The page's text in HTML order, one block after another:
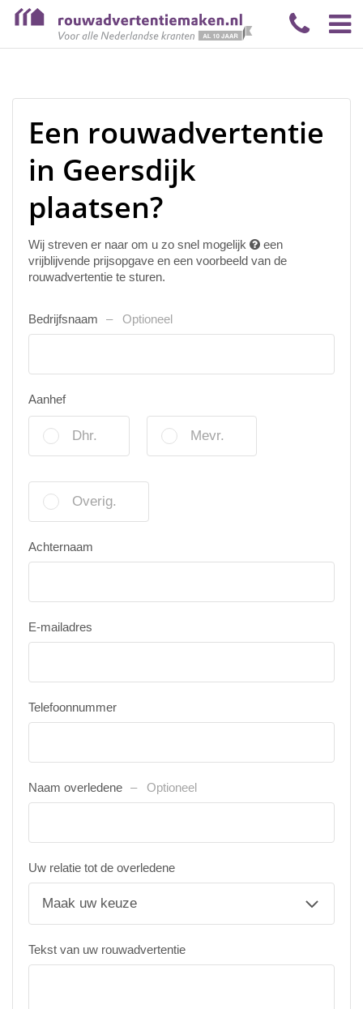
Een rouwadvertentie
in Geersdijk
plaatsen?
Wij streven er naar om u zo snel mogelijk
een
vrijblijvende prijsopgave en een voorbeeld van de
rouwadvertentie te sturen.
Bedrijfsnaam Optioneel
Aanhef
Dhr. Mevr.
Overig.
Achternaam
E-mailadres
Telefoonnummer
Naam overledene Optioneel
Uw relatie tot de overledene
Tekst van uw rouwadvertentie